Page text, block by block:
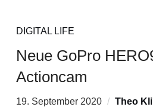
DIGITAL LIFE
Neue GoPro
Actioncam
19. September 2020 Theo